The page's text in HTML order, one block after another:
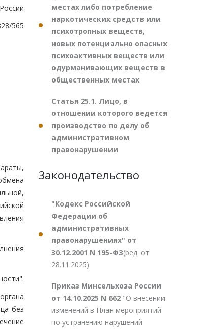
565
без
местах либо потребление
наркотических средств или
психотропных веществ,
новых потенциально опасных
психоактивных веществ или
одурманивающих веществ в
общественных местах
Статья 25.1. Лицо, в
отношении которого ведется
производство по делу об
административном
правонарушении
Законодательство
"Кодекс Российской
Федерации об
административных
правонарушениях" от
30.12.2001 N 195-ФЗ(ред. от
28.11.2025)
Приказ Минсельхоза России
от 14.10.2025 N 662 "О внесении
изменений в План мероприятий
по устранению нарушений